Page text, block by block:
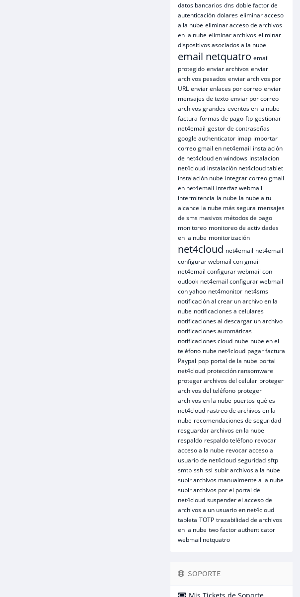
datos bancarios dns doble factor de
autenticación dolares eliminar acceso
a la nube eliminar acceso de archivos
en la nube eliminar archivos eliminar
dispositivos asociados a la nube
email netquatro email
protegido enviar archivos enviar
archivos pesados enviar archivos por
URL enviar enlaces por correo enviar
mensajes de texto enviar por correo
archivos grandes eventos en la nube
factura formas de pago ftp gestionar
net4email gestor de contraseñas
google authenticator imap importar
correo gmail en net4email instalación
de net4cloud en windows instalacion
net4cloud instalación net4cloud tablet
instalación nube integrar correo gmail
en net4email interfaz webmail
intermitencia la nube la nube a tu
alcance la nube más segura mensajes
de sms masivos métodos de pago
monitoreo monitoreo de actividades
en la nube monitorización
net4cloud net4email net4email
configurar webmail con gmail
net4email configurar webmail con
outlook net4email configurar webmail
con yahoo net4monitor net4sms
notificación al crear un archivo en la
nube notificaciones a celulares
notificaciones al descargar un archivo
notificaciones automáticas
notificaciones cloud nube nube en el
teléfono nube net4cloud pagar factura
Paypal pop portal de la nube portal
net4cloud protección ransomware
proteger archivos del celular proteger
archivos del teléfono proteger
archivos en la nube puertos qué es
net4cloud rastreo de archivos en la
nube recomendaciones de seguridad
resguardar archivos en la nube
respaldo respaldo teléfono revocar
acceso a la nube revocar acceso a
usuario de net4cloud seguridad sftp
smtp ssh ssl subir archivos a la nube
subir archivos manualmente a la nube
subir archivos por el portal de
net4cloud suspender el acceso de
archivos a un usuario en net4cloud
tableta TOTP trazabilidad de archivos
en la nube two factor authenticator
webmail netquatro
SOPORTE